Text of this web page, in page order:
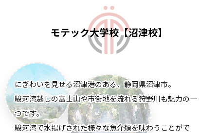
モテック大学校【沼津校】
にぎわいを見せる沼津港のある、静岡県沼津市。
駿河湾越しの富士山や市街地を流れる狩野川も魅力の一
つです。
駿河湾で水揚げされた様々な魚介類を味わうことがで